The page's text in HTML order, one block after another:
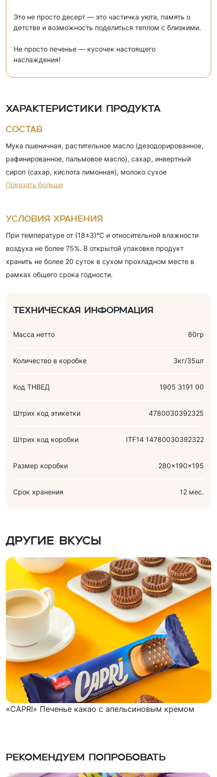
Это не просто десерт — это частичка уюта, память о
детстве и возможность поделиться теплом с близкими.
Не просто печенье — кусочек настоящего
наслаждения!
Характеристики продукта
Состав
Мука пшеничная, растительное масло (дезодорированное,
рафинированное, пальмовое масло), сахар, инвертный
сироп (сахар, кислота лимонная), молоко сухое
обезжиренное, какао-порошок, крахмал кукурузный,
соль, регулятор кислотности (кислота лимонная),
ароматизаторы (лесные ягоды, шоколад), краситель.
Продукт содержит глютен.
Показать больше
Условия хранения
При температуре от (18±3)°С и относительной влажности
воздуха не более 75%. В открытой упаковке продукт
хранить не более 20 суток в сухом прохладном месте в
рамках общего срока годности.
Техническая информация
Масса нетто 80гр
Количество в коробке 3кг/35шт
Код ТНВЕД 1905 3191 00
Штрих код этикетки 4780030392325
Штрих код коробки ITF14 14780030392322
Размер коробки 280x190x195
Срок хранения 12 мес.
Другие вкусы
«CAPRI» Печенье какао с апельсиновым кремом
Рекомендуем попробовать